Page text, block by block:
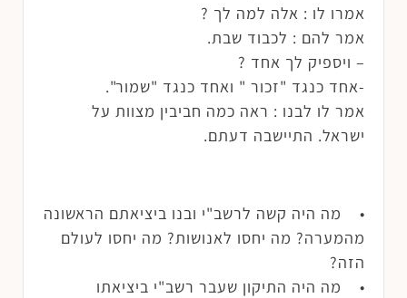
אמרו לו : אלה למה לך ?
אמר להם : לכבוד שבת.
– ויספיק לך אחד ?
-אחד כנגד "זכור " ואחד כנגד "שמור".
אמר לו לבנו : ראה כמה חביבין מצוות על
ישראל. התיישבה דעתם.
• מה היה קשה לרשב"י ובנו ביציאתם הראשונה
מהמערה? מה יחסו לאנושות? מה יחסו לעולם
הזה?
• מה היה התיקון שעבר רשב"י ביציאתו